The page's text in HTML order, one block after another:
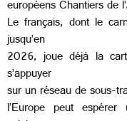
européens Chantiers de
Le français, dont le
jusqu’en
2026, joue déjà la
s’appuyer
sur un réseau de sous-
l’Europe peut